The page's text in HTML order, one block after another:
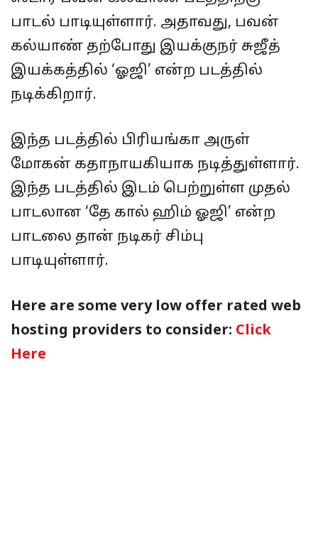
பாடல் பாடியுள்ளார். அதாவது, பவன்
கல்யாண் தற்போது இயக்குநர் சுஜீத்
இயக்கத்தில் ‘ஓஜி’ என்ற படத்தில்
நடிக்கிறார்.
இந்த படத்தில் பிரியங்கா அருள்
மோகன் கதாநாயகியாக நடித்துள்ளார்.
இந்த படத்தில் இடம் பெற்றுள்ள முதல்
பாடலான ‘தே கால் ஹிம் ஓஜி’ என்ற
பாடலை தான் நடிகர் சிம்பு
பாடியுள்ளார்.
Here are some very low offer rated web
hosting providers to consider: Click
Here